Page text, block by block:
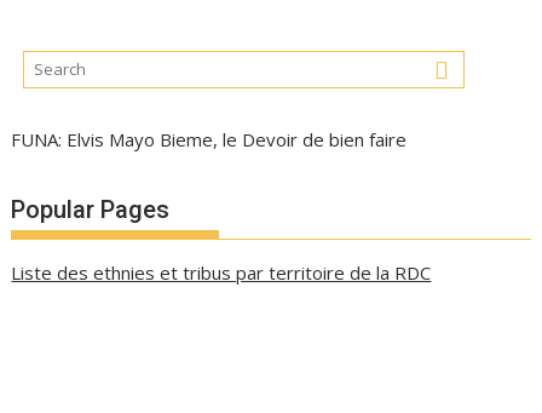
FUNA: Elvis Mayo Bieme, le Devoir de bien faire
Popular Pages
Liste des ethnies et tribus par territoire de la RDC